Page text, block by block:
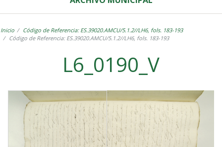
Inicio
Código de Referencia: ES.39020.AMCU/5.1.2//LH6, fols. 183-193
Código de Referencia: ES.39020.AMCU/5.1.2//LH6, fols. 183-193
L6_0190_V